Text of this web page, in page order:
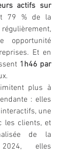
actifs sur
79 % de la
opportunité
Et en
1h46 par
plus à
: elles
une
les clients, et
de la
elles